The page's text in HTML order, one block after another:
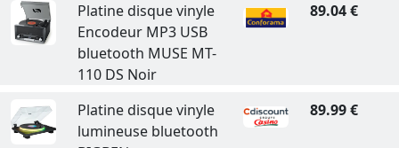
Platine disque vinyle
Encodeur MP3 USB
bluetooth MUSE MT-
110 DS Noir
89.04 €
Platine disque vinyle
lumineuse bluetooth
89.99 €